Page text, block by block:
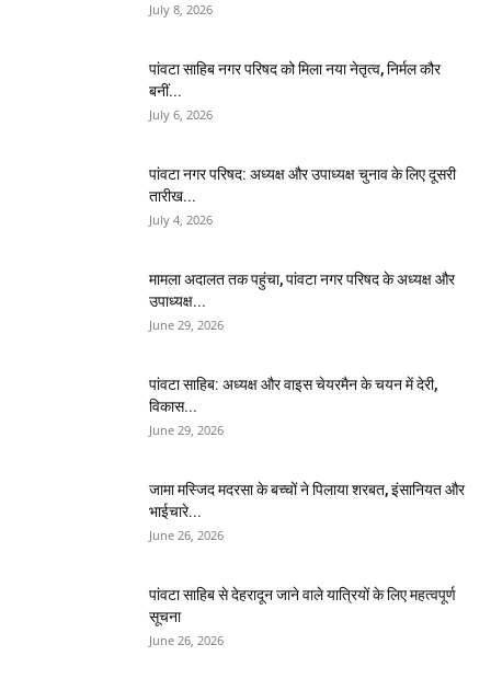
July 8, 2026
पांवटा साहिब नगर परिषद को मिला नया नेतृत्व, निर्मल कौर
बनीं...
July 6, 2026
पांवटा नगर परिषद: अध्यक्ष और उपाध्यक्ष चुनाव के लिए दूसरी
तारीख...
July 4, 2026
मामला अदालत तक पहुंचा, पांवटा नगर परिषद के अध्यक्ष और
उपाध्यक्ष...
June 29, 2026
पांवटा साहिब: अध्यक्ष और वाइस चेयरमैन के चयन में देरी,
विकास...
June 29, 2026
जामा मस्जिद मदरसा के बच्चों ने पिलाया शरबत, इंसानियत और
भाईचारे...
June 26, 2026
पांवटा साहिब से देहरादून जाने वाले यात्रियों के लिए महत्वपूर्ण
सूचना
June 26, 2026